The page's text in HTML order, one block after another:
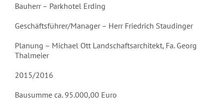
Bauherr – Parkhotel Erding
Geschäftsführer/Manager – Herr Friedrich Staudinger
Planung – Michael Ott Landschaftsarchitekt, Fa. Georg
Thalmeier
2015/2016
Bausumme ca. 95.000,00 Euro